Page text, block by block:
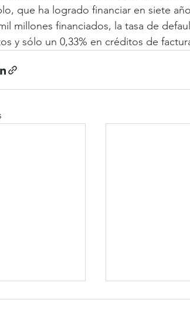
que ha logrado financiar en siete
millones financiados, la tasa de
y sólo un 0,33% en créditos de